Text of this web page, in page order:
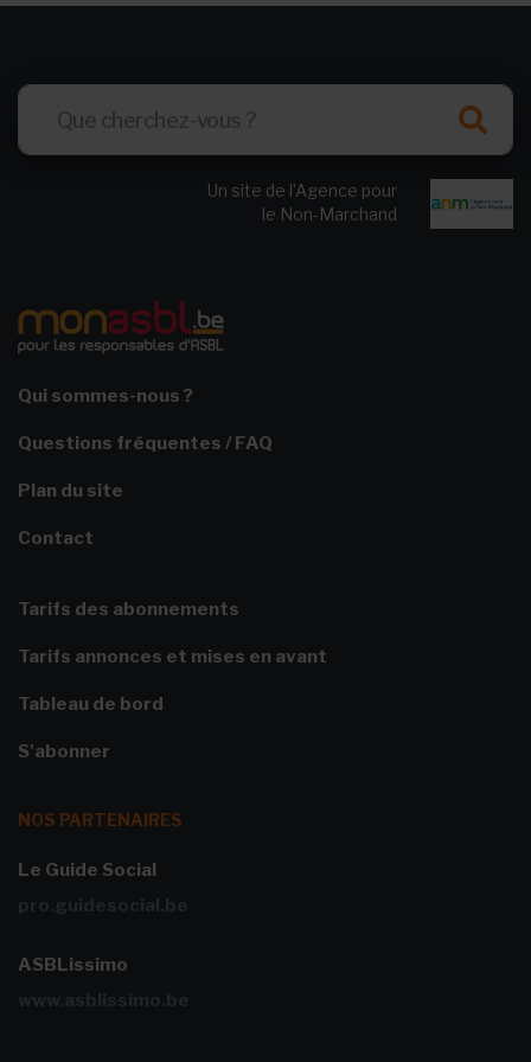
Un site de l’Agence pour
le Non-Marchand
Qui sommes-nous ?
Questions fréquentes / FAQ
Plan du site
Contact
Tarifs des abonnements
Tarifs annonces et mises en avant
Tableau de bord
S'abonner
NOS PARTENAIRES
Le Guide Social
pro.guidesocial.be
ASBLissimo
www.asblissimo.be